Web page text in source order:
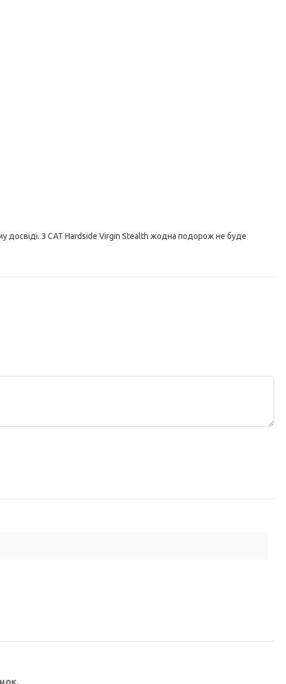
досвіді. З CAT Hardside Virgin Stealth жодна подорож не буде